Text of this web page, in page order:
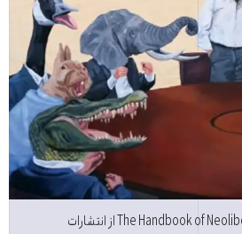
تصویر روی جلد کتاب The Handbook of Neoliberalism از انتشارات